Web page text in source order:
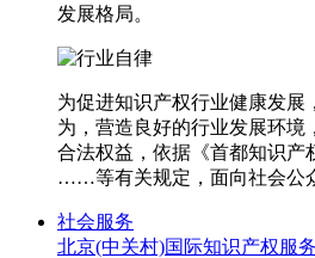
发展格局。
为促进知识产权行业健康发展
为，营造良好的行业发展环境
合法权益，依据《首都知识产
……等有关规定，面向社会公
社会服务
北京(中关村)国际知识产权服